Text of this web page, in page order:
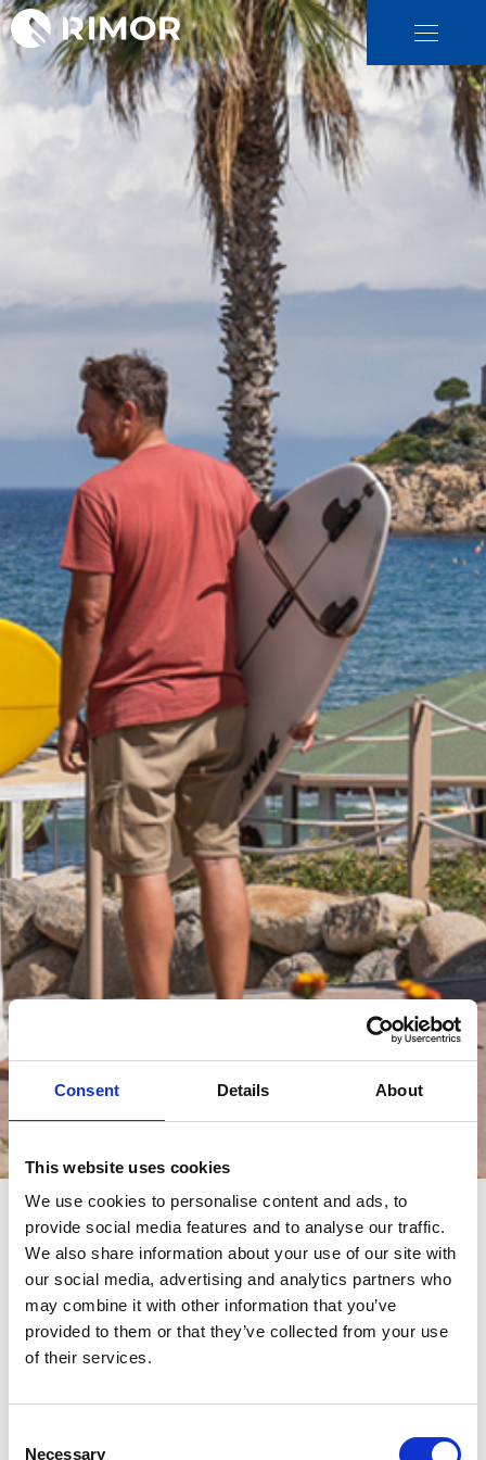
Consent Details About
This website uses cookies
We use cookies to personalise content and ads, to
provide social media features and to analyse our traffic.
We also share information about your use of our site with
our social media, advertising and analytics partners who
may combine it with other information that you’ve
provided to them or that they’ve collected from your use
of their services.
Necessary
eventos